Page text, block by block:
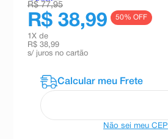
R$ 77,95
R$ 38,99 50% OFF
1 X de
R$ 38,99
s/ juros no cartão
Não sei meu CEP